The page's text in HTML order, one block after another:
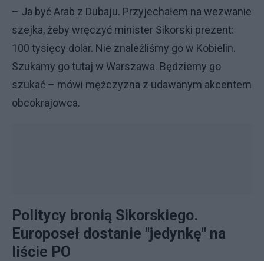
– Ja być Arab z Dubaju. Przyjechałem na wezwanie
szejka, żeby wręczyć minister Sikorski prezent:
100 tysięcy dolar. Nie znaleźliśmy go w Kobielin.
Szukamy go tutaj w Warszawa. Będziemy go
szukać – mówi mężczyzna z udawanym akcentem
obcokrajowca.
Politycy bronią Sikorskiego.
Europoseł dostanie "jedynkę" na
liście PO